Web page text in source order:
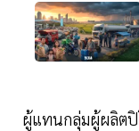
ผู้แทนกลุ่มผู้ผลิตปิโ